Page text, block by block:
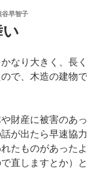
谷早智子
なり大きく、長
で、木造の建物
財産に被害のあ
が出たら早速協
たものがあった
直しますとか）